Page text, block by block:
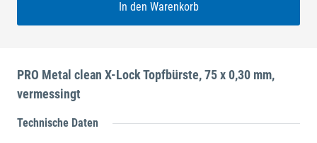
In den Warenkorb
PRO Metal clean X-Lock Topfbürste, 75 x 0,30 mm,
vermessingt
Technische Daten